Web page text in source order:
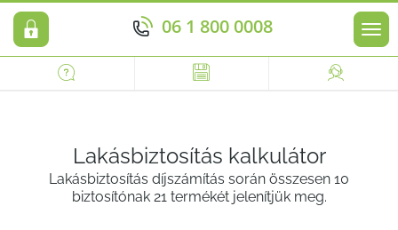
06 1 800 0008
Lakásbiztosítás kalkulátor
Lakásbiztosítás díjszámítás során összesen 10
biztosítónak 21 termékét jelenítjük meg.